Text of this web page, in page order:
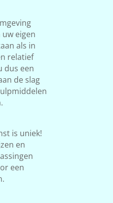
eigen
als in
relatief
dus een
de slag
is uniek!
en
een